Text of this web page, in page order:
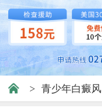
> 青少年白癜风